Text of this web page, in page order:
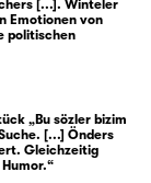
kein
zu
ist, scheint
verloren.
so gar
[...]. Winteler
Emotionen von
politischen
„Bu sözler bizim
[...] Önders
Gleichzeitig